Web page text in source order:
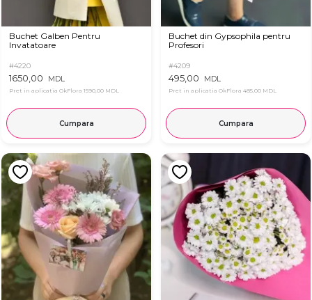
Buchet Galben Pentru
Invatatoare
#4220
1650,00 MDL
Pret in aplicatia OkFlora 1590,00 MDL
Cumpara
Buchet din Gypsophila pentru
Profesori
#4209
495,00 MDL
Pret in aplicatia OkFlora 485,00 MDL
Cumpara